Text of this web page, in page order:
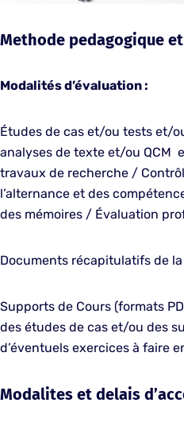
Methode pedagogique
Modalités d’évaluation :
Études de cas et/ou tests et/
analyses de texte et/ou QCM
travaux de recherche /
l’alternance et des
des mémoires / Évaluation
Documents récapitulatifs de
Supports de Cours (formats
des études de cas et/ou des
d’éventuels exercices à faire
Modalites et delais